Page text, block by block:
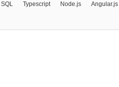
SQL Typescript Node.js Angular.js